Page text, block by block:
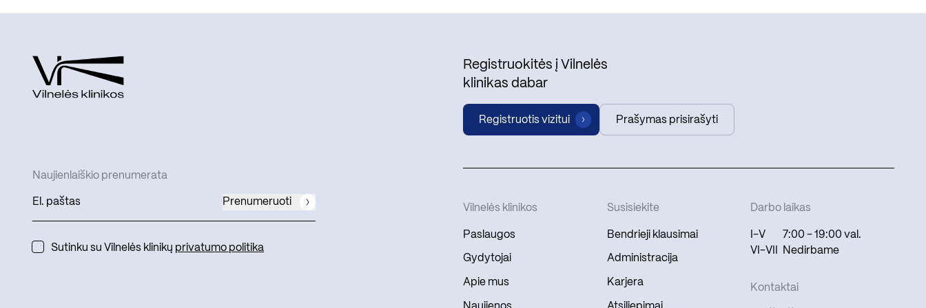
Registruokitės į Vilnelės
klinikas dabar
Registruotis vizitui Prašymas prisirašyti
Naujienlaiškio prenumerata
Prenumeruoti
Sutinku su Vilnelės klinikų privatumo politika
Vilnelės klinikos
Paslaugos
Gydytojai
Apie mus
Susisiekite
Bendrieji klausimai
Administracija
Karjera
Darbo laikas
I-V
7:00 - 19:00 val.
VI-VII
Nedirbame
Kontaktai